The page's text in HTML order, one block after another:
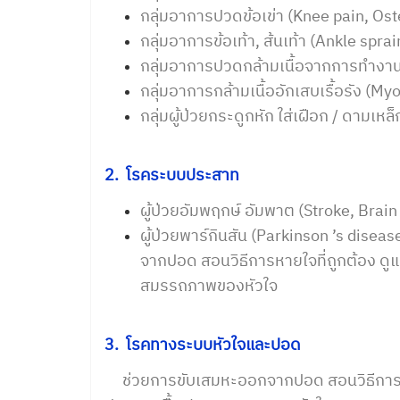
กลุ่มอาการปวดข้อเข่า (Knee pain,
กลุ่มอาการข้อเท้า, ส้นเท้า (Ankle
กลุ่มอาการปวดกล้ามเนื้อจากการทำง
กลุ่มอาการกล้ามเนื้ออักเสบเรื้อรัง
กลุ่มผู้ป่วยกระดูกหัก ใส่เฝือก / ดามเห
2. โรคระบบประสาท
ผู้ป่วยอัมพฤกษ์ อัมพาต (Stroke,
ผู้ป่วยพาร์กินสัน (Parkinson ’s
จากปอด สอนวิธีการหายใจที่ถูกต้อง
สมรรถภาพของหัวใจ
3. โรคทางระบบหัวใจและปอด
ช่วยการขับเสมหะออกจากปอด สอนวิธีก